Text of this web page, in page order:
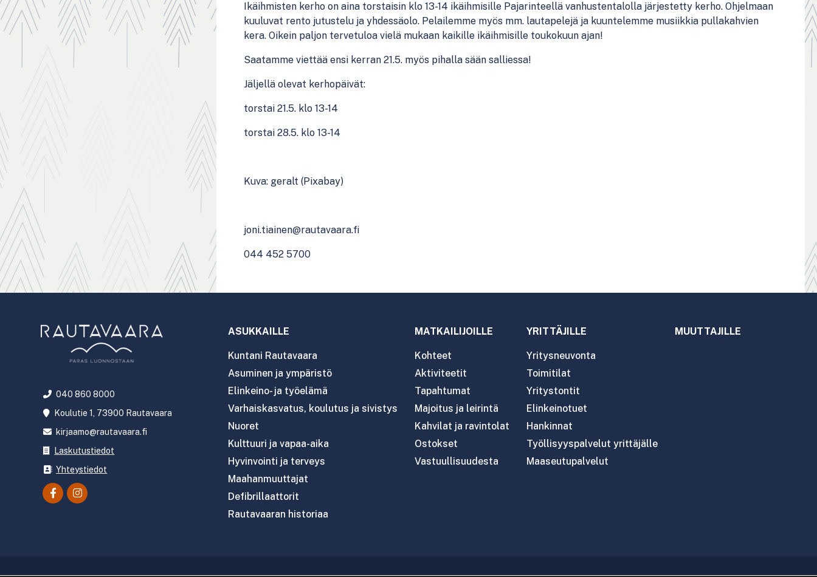
Ikäihmisten kerho on aina torstaisin klo 13-14 ikäihmisille Pajarinteellä vanhustentalolla järjestetty kerho. Ohjelmaan
kuuluvat rento jutustelu ja yhdessäolo. Pelailemme myös mm. lautapelejä ja kuuntelemme musiikkia pullakahvien
kera. Oikein paljon tervetuloa vielä mukaan kaikille ikäihmisille toukokuun ajan!
Saatamme viettää ensi kerran 21.5. myös pihalla sään salliessa!
Jäljellä olevat kerhopäivät:
torstai 21.5. klo 13-14
torstai 28.5. klo 13-14
Kuva: geralt (Pixabay)
joni.tiainen@rautavaara.fi
044 452 5700
040 860 8000
Koulutie 1, 73900 Rautavaara
kirjaamo@rautavaara.fi
Laskutustiedot
Yhteystiedot
ASUKKAILLE
Kuntani Rautavaara
Asuminen ja ympäristö
Elinkeino- ja työelämä
Varhaiskasvatus, koulutus ja sivistys
Nuoret
Kulttuuri ja vapaa-aika
Hyvinvointi ja terveys
Maahanmuuttajat
Defibrillaattorit
Rautavaaran historiaa
MATKAILIJOILLE
Kohteet
Aktiviteetit
Tapahtumat
Majoitus ja leirintä
Kahvilat ja ravintolat
Ostokset
Vastuullisuudesta
YRITTÄJILLE
Yritysneuvonta
Toimitilat
Yritystontit
Elinkeinotuet
Hankinnat
Työllisyyspalvelut yrittäjälle
Maaseutupalvelut
MUUTTAJILLE